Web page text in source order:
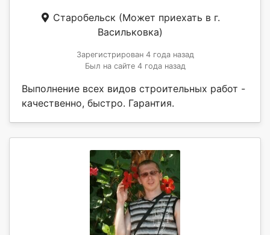
Старобельск (Может приехать в г.
Васильковка)
Зарегистрирован 4 года назад
Был на сайте 4 года назад
Выполнение всех видов строительных работ -
качественно, быстро. Гарантия.